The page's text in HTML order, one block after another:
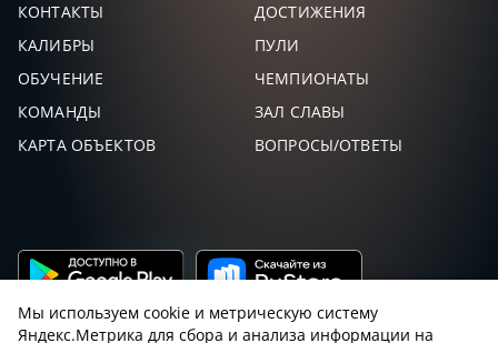
КОНТАКТЫ
ДОСТИЖЕНИЯ
КАЛИБРЫ
ПУЛИ
ОБУЧЕНИЕ
ЧЕМПИОНАТЫ
КОМАНДЫ
ЗАЛ СЛАВЫ
КАРТА ОБЪЕКТОВ
ВОПРОСЫ/ОТВЕТЫ
Мы используем cookie и метрическую систему
Яндекс.Метрика для сбора и анализа информации на